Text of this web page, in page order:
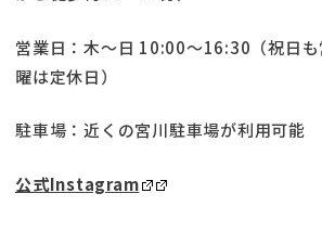
営業日：木〜日 10:00〜16:30（祝日
曜は定休日）
駐車場：近くの宮川駐車場が利用可能
公式Instagram